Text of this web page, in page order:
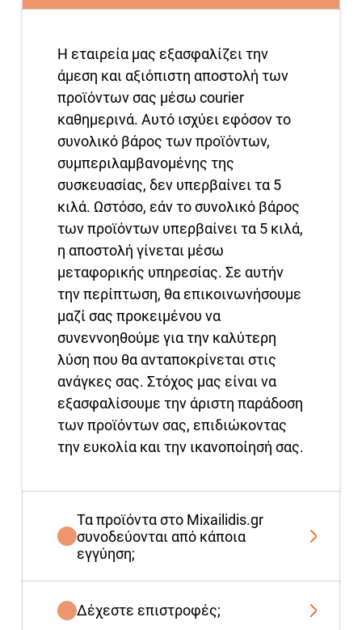
Η εταιρεία μας εξασφαλίζει την
άμεση και αξιόπιστη αποστολή των
προϊόντων σας μέσω courier
καθημερινά. Αυτό ισχύει εφόσον το
συνολικό βάρος των προϊόντων,
συμπεριλαμβανομένης της
συσκευασίας, δεν υπερβαίνει τα 5
κιλά. Ωστόσο, εάν το συνολικό βάρος
των προϊόντων υπερβαίνει τα 5 κιλά,
η αποστολή γίνεται μέσω
μεταφορικής υπηρεσίας. Σε αυτήν
την περίπτωση, θα επικοινωνήσουμε
μαζί σας προκειμένου να
συνεννοηθούμε για την καλύτερη
λύση που θα ανταποκρίνεται στις
ανάγκες σας. Στόχος μας είναι να
εξασφαλίσουμε την άριστη παράδοση
των προϊόντων σας, επιδιώκοντας
την ευκολία και την ικανοποίησή σας.
Τα προϊόντα στο Mixailidis.gr
συνοδεύονται από κάποια
εγγύηση;
Δέχεστε επιστροφές;